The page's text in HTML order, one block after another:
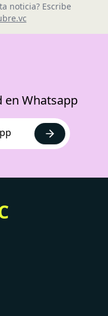
noticia? Escribe
en Whatsapp